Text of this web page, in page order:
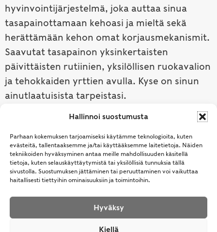
Hallinnoi suostumusta
Parhaan kokemuksen tarjoamiseksi käytämme teknologioita, kuten
evästeitä, tallentaaksemme ja/tai käyttääksemme laitetietoja. Näiden
tekniikoiden hyväksyminen antaa meille mahdollisuuden käsitellä
tietoja, kuten selauskäyttäytymistä tai yksilöllisiä tunnuksia tällä
sivustolla. Suostumuksen jättäminen tai peruuttaminen voi vaikuttaa
haitallisesti tiettyihin ominaisuuksiin ja toimintoihin.
Hyväksy
Kiellä
hyvinvointijärjestelmä, joka auttaa sinua
tasapainottamaan kehoasi ja mieltä sekä
herättämään kehon omat korjausmekanismit.
Saavutat tasapainon yksinkertaisten
päivittäisten rutiinien, yksilöllisen ruokavalion
ja tehokkaiden yrttien avulla. Kyse on sinun
ainutlaatuisista tarpeistasi.
Tutustu ayurvedaan →
© Samhita | Ayurveda -tuotteita suomalaisille jo